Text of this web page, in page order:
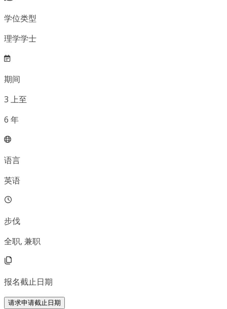
学位类型
理学学士
期间
3 上至
6 年
语言
英语
步伐
全职, 兼职
报名截止日期
请求申请截止日期